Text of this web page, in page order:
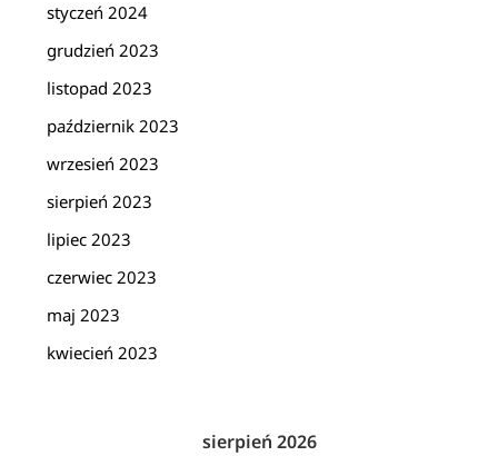
styczeń 2024
grudzień 2023
listopad 2023
październik 2023
wrzesień 2023
sierpień 2023
lipiec 2023
czerwiec 2023
maj 2023
kwiecień 2023
sierpień 2026